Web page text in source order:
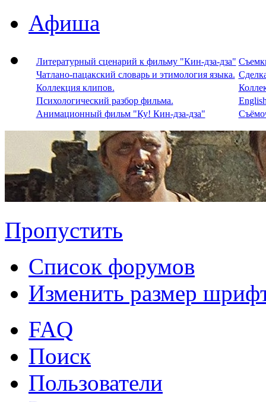
Афиша
Литературный сценарий к фильму "Кин-дза-дза"
Чатлано-пацакский словарь и этимология языка.
Коллекция клипов.
Психологический разбор фильма.
Анимационный фильм "Ку! Кин-дза-дза"
Пропустить
Список форумов
Изменить размер
FAQ
Поиск
Пользователи